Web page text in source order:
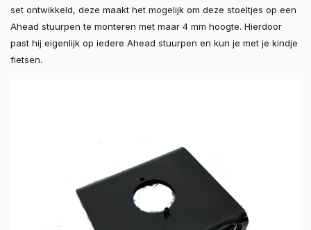
set ontwikkeld, deze maakt het mogelijk om deze stoeltjes op een
Ahead stuurpen te monteren met maar 4 mm hoogte. Hierdoor
past hij eigenlijk op iedere Ahead stuurpen en kun je met je kindje
fietsen.